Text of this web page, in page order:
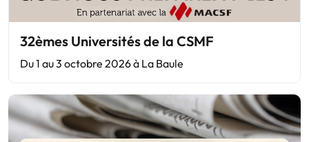
32èmes Universités de la CSMF
Du 1 au 3 octobre 2026 à La Baule